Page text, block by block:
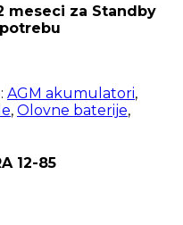
meseci za Standby
AGM akumulatori,
, Olovne baterije,
12-85